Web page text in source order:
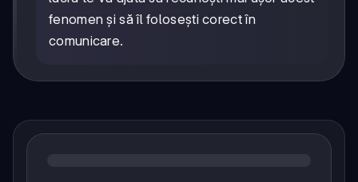
fenomen și să îl folosești corect în
comunicare.